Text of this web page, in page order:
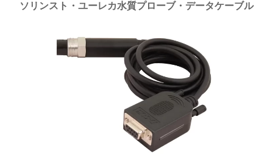
ソリンスト・ユーレカ水質プローブ・データケーブル